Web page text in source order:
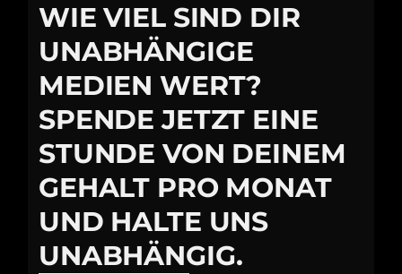
WIE VIEL SIND DIR
UNABHÄNGIGE
MEDIEN WERT?
SPENDE JETZT EINE
STUNDE VON DEINEM
GEHALT PRO MONAT
UND HALTE UNS
UNABHÄNGIG.